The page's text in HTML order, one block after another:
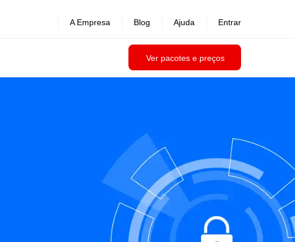
Ver pacotes e preços
A Empresa Blog Ajuda Entrar